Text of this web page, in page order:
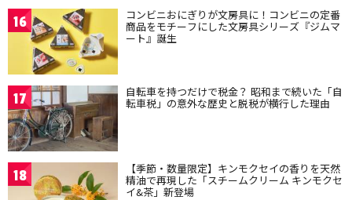
16 コンビニおにぎりが文房具に！コンビニの定番
商品をモチーフにした文房具シリーズ『ジムマ
ート』誕生
17 自転車を持つだけで税金？ 昭和まで続いた「自
転車税」の意外な歴史と脱税が横行した理由
18 【季節・数量限定】キンモクセイの香りを天然
精油で再現した「スチームクリーム キンモクセ
イ&茶」新登場